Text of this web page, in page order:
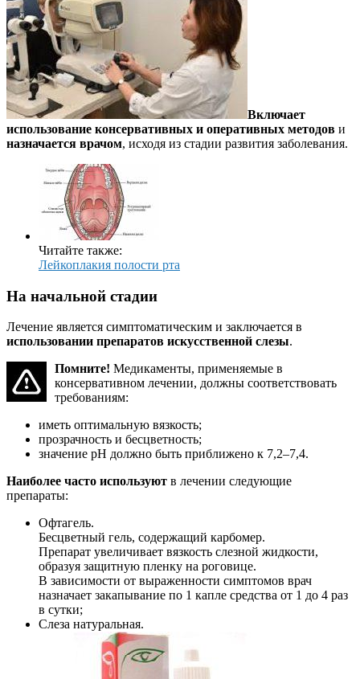
Включает
использование консервативных и оперативных методов и
назначается врачом, исходя из стадии развития заболевания.
Читайте также:
Лейкоплакия полости рта
На начальной стадии
Лечение является симптоматическим и заключается в
использовании препаратов искусственной слезы.
Помните! Медикаменты, применяемые в
консервативном лечении, должны соответствовать
требованиям:
иметь оптимальную вязкость;
прозрачность и бесцветность;
значение pH должно быть приближено к 7,2–7,4.
Наиболее часто используют в лечении следующие
препараты:
Офтагель.
Бесцветный гель, содержащий карбомер.
Препарат увеличивает вязкость слезной жидкости,
образуя защитную пленку на роговице.
В зависимости от выраженности симптомов врач
назначает закапывание по 1 капле средства от 1 до 4 раз
в сутки;
Слеза натуральная.